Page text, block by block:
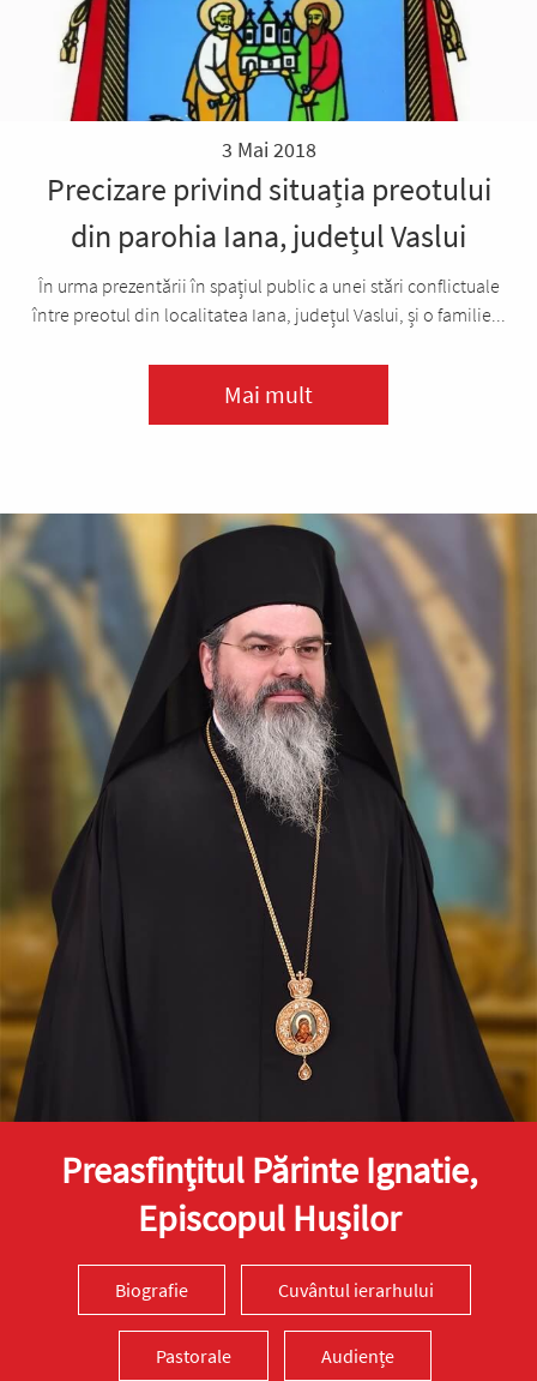
3 Mai 2018
Precizare privind situația preotului
din parohia Iana, județul Vaslui
În urma prezentării în spațiul public a unei stări conflictuale
între preotul din localitatea Iana, județul Vaslui, și o familie...
Mai mult
Preasfinţitul Părinte Ignatie,
Episcopul Hușilor
Biografie Cuvântul ierarhului
Pastorale Audiențe